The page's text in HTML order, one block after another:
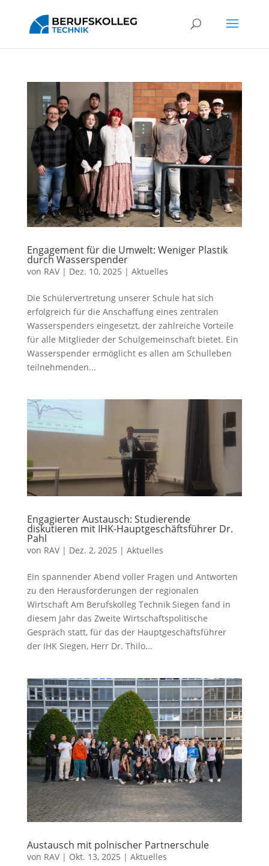
Engagement für die Umwelt: Weniger Plastik
durch Wasserspender
von RAV| Dez. 10, 2025 | Aktuelles
Die Schülervertretung unserer Schule hat sich
erfolgreich für die Anschaffung eines zentralen
Wasserspenders eingesetzt, der zahlreiche Vorteile
für alle Mitglieder der Schulgemeinschaft bietet. Ein
Wasserspender ermöglicht es allen am Schulleben
teilnehmenden...
Engagierter Austausch: Studierende
diskutieren mit IHK-Hauptgeschäftsführer Dr.
Pahl
von RAV| Dez. 2, 2025 | Aktuelles
Ein spannender Abend voller Fragen und Antworten
zu den Herausforderungen der regionalen
Wirtschaft Am Berufskolleg Technik Siegen fand in
diesem Jahr das Zweite Wirtschaftspolitische
Gespräch statt, für das der Hauptgeschäftsführer
der IHK Siegen, Herr Dr. Thilo...
Austausch mit polnischer Partnerschule
von RAV| Okt. 13, 2025 | Aktuelles